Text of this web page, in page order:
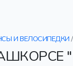
И ВЕЛОСИПЕДКИ /